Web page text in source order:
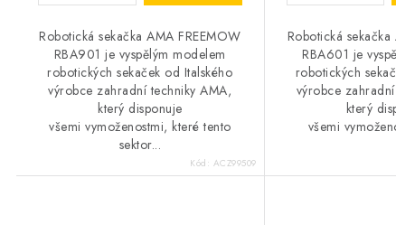
Robotická sekačka AMA FREEMOW
RBA901 je vyspělým modelem
robotických sekaček od Italského
výrobce zahradní techniky AMA,
který disponuje
všemi vymoženostmi, které tento
sektor...
Kód: ACZ99509
Robotická
RBA601 je
robotických
výrobce
který
všemi